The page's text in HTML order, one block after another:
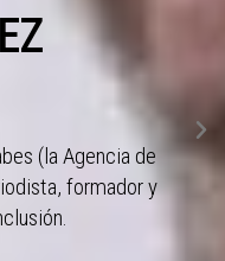
(la Agencia de
formador y